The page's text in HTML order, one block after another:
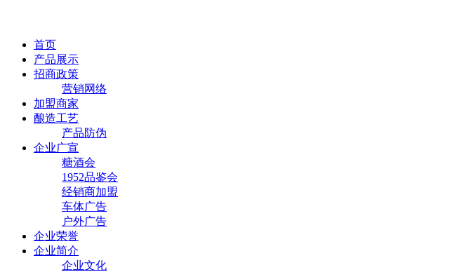
首页
产品展示
招商政策
营销网络
加盟商家
酿造工艺
产品防伪
企业广宣
糖酒会
1952品鉴会
经销商加盟
车体广告
户外广告
企业荣誉
企业简介
企业文化